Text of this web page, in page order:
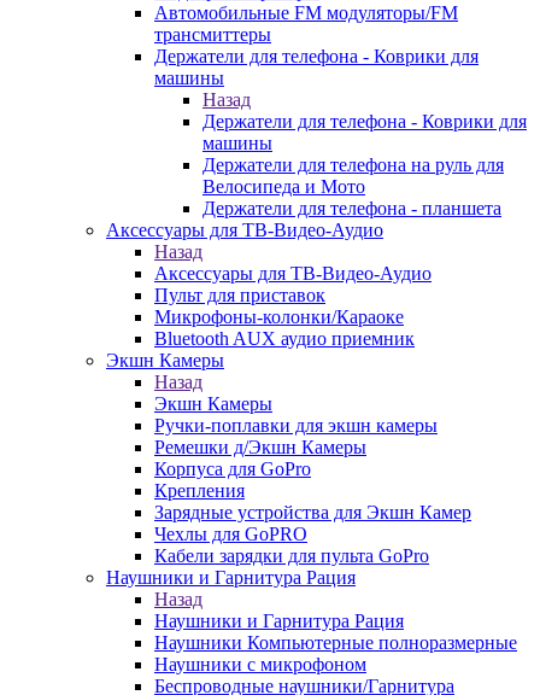
Автомобильные FM модуляторы/FM
трансмиттеры
Держатели для телефона - Коврики для
машины
Назад
Держатели для телефона - Коврики для
машины
Держатели для телефона на руль для
Велосипеда и Мото
Держатели для телефона - планшета
Аксессуары для ТВ-Видео-Аудио
Назад
Аксессуары для ТВ-Видео-Аудио
Пульт для приставок
Микрофоны-колонки/Караоке
Bluetooth AUX аудио приемник
Экшн Камеры
Назад
Экшн Камеры
Ручки-поплавки для экшн камеры
Ремешки д/Экшн Камеры
Корпуса для GoPro
Крепления
Зарядные устройства для Экшн Камер
Чехлы для GoPRO
Кабели зарядки для пульта GoPro
Наушники и Гарнитура Рация
Назад
Наушники и Гарнитура Рация
Наушники Компьютерные полноразмерные
Наушники с микрофоном
Беспроводные наушники/Гарнитура